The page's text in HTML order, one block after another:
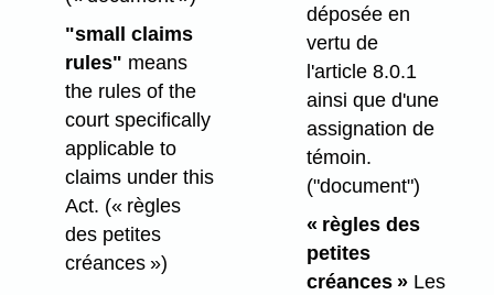
"small claims
rules" means
the rules of the
court specifically
applicable to
claims under this
Act. (« règles
des petites
créances »)
déposée en
vertu de
l'article 8.0.1
ainsi que d'une
assignation de
témoin.
("document")
« règles des
petites
créances »Les